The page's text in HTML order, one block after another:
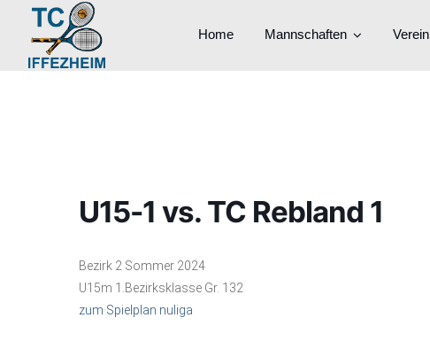
Home Mannschaften Verein
U15-1 vs. TC Rebland 1
Bezirk 2 Sommer 2024
U15m 1.Bezirksklasse Gr. 132
zum Spielplan nuliga